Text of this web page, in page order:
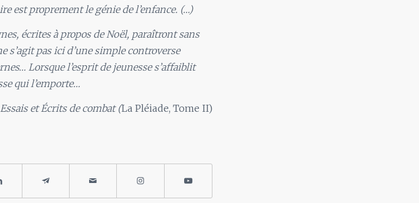
est proprement le génie de l’enfance. (…)
écrites à propos de Noël, paraîtront sans
s’agit pas ici d’une simple controverse
Lorsque l’esprit de jeunesse s’affaiblit
qui l’emporte…
Essais et Écrits de combat (La Pléiade, Tome II)